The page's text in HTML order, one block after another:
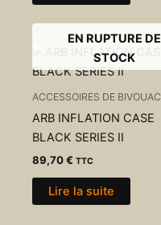
EN RUPTURE DE
STOCK
ACCESSOIRES DE BIVOUAC
ARB INFLATION CASE
BLACK SERIES II
89,70€ TTC
Lire la suite